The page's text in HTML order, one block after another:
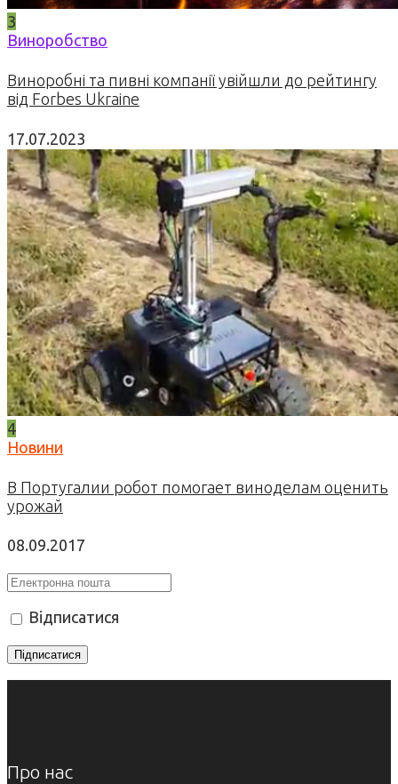
3
Виноробство
Виноробні та пивні компанії увійшли до рейтингу
від Forbes Ukraine
17.07.2023
4
Новини
В Португалии робот помогает виноделам оценить
урожай
08.09.2017
Відписатися
Про нас